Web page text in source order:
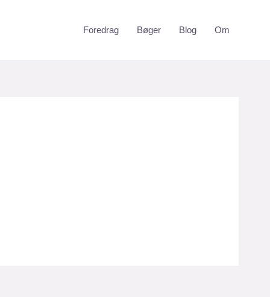
Foredrag Bøger Blog Om